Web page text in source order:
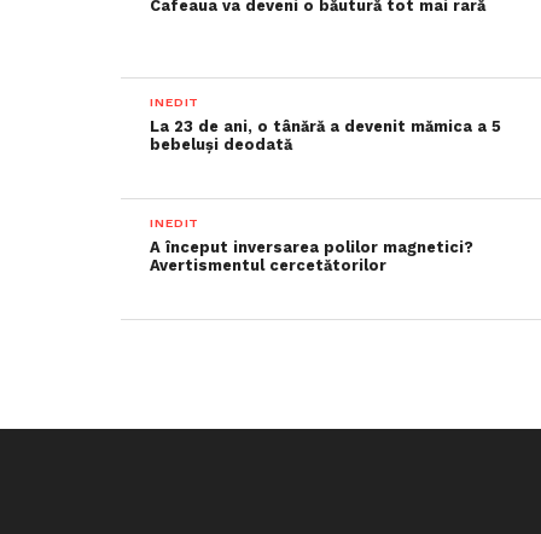
Cafeaua va deveni o băutură tot mai rară
INEDIT
La 23 de ani, o tânără a devenit mămica a 5
bebeluși deodată
INEDIT
A început inversarea polilor magnetici?
Avertismentul cercetătorilor